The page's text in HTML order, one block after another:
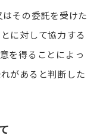
その委託を受けた
に対して協力する
を得ることによっ
があると判断した